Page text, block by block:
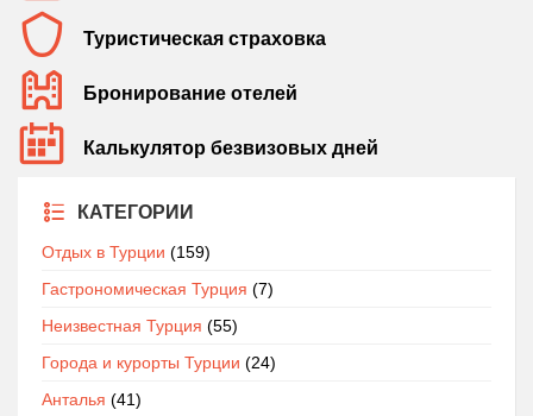
Туристическая страховка
Бронирование отелей
Калькулятор безвизовых дней
КАТЕГОРИИ
Отдых в Турции (159)
Гастрономическая Турция (7)
Неизвестная Турция (55)
Города и курорты Турции (24)
Анталья (41)